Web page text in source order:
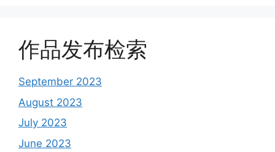
作品发布检索
September 2023
August 2023
July 2023
June 2023